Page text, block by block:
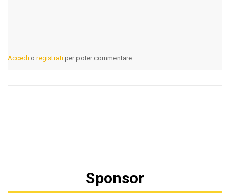
Accedio registratiper poter commentare
Sponsor